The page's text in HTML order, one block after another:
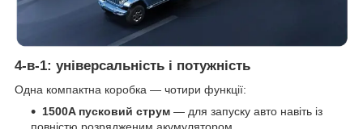
4-в-1: універсальність і потужність
Одна компактна коробка — чотири функції:
1500A пусковий струм — для запуску авто навіть із